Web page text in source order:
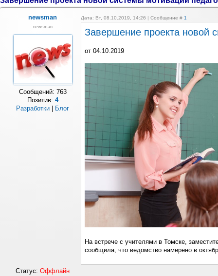
newsman Дата: Вт, 08.10.2019, 14:26 | Сообщение # 1
newsman
Сообщений: 763
Позитив: 4
Разработки
Блог
Завершение проекта новой
от 04.10.2019
На встрече с учителями в Томске,
сообщила, что ведомство намерено в
Статус:Оффлайн